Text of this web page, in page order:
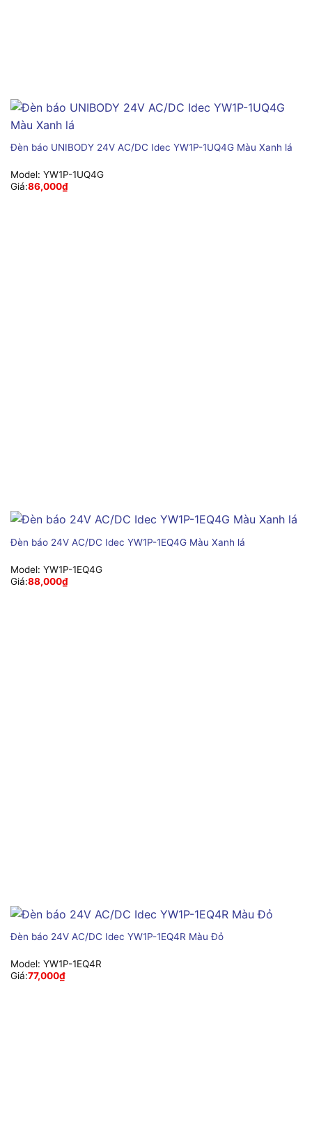
Đèn báo UNIBODY 24V AC/DC Idec YW1P-1UQ4G Màu Xanh lá
Model: YW1P-1UQ4G
Giá:86,000₫
Đèn báo 24V AC/DC Idec YW1P-1EQ4G Màu Xanh lá
Model: YW1P-1EQ4G
Giá:88,000₫
Đèn báo 24V AC/DC Idec YW1P-1EQ4R Màu Đỏ
Model: YW1P-1EQ4R
Giá:77,000₫